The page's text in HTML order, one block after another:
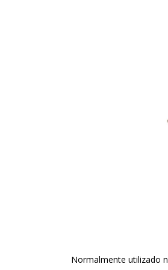
Normalmente utilizado